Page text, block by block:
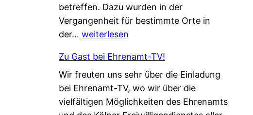
g
!
m
.
s
c
h
ü
betreffen. Dazu wurden in der
Vergangenheit für bestimmte Orte in
der… „
o
k
a
l
weiterlesen
Zu Gast bei Ehrenamt-TV!
Wir freuten uns sehr über die Einladung
bei Ehrenamt-TV, wo wir über die
vielfältigen Möglichkeiten des Ehrenamts